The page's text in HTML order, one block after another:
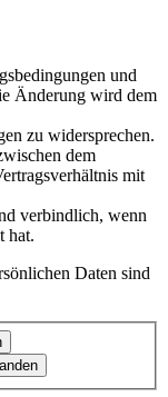
und
Änderung wird dem
zu widersprechen.
dem
mit
verbindlich, wenn
hat.
Daten sind